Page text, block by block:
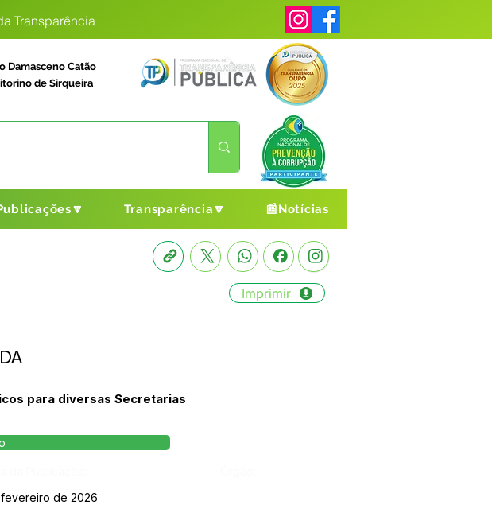
Transparência
Damasceno Catão
de Sirqueira
Transparência🔽 📰Notícias
Imprimir
para diversas Secretarias
fevereiro de 2026